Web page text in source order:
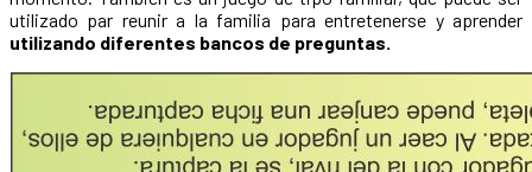
utilizado par reunir a la familia para entretenerse y aprender
utilizando diferentes bancos de preguntas.